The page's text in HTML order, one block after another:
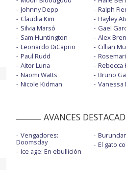
Johnny Depp
Claudia Kim
Silvia Marsó
Sam Huntington
Leonardo DiCaprio
Paul Rudd
Aitor Luna
Naomi Watts
Nicole Kidman
Ralph
Hayley
Gael
Alex
Cillian
Rebecca
Bruno
Vanessa
AVANCES
Vengadores:
Doomsday
Ice age: En ebullición
El gato